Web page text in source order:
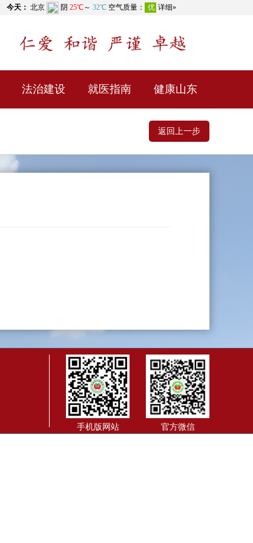
法治建设 就医指南 健康山东
返回上一步
官方微信
手机版网站